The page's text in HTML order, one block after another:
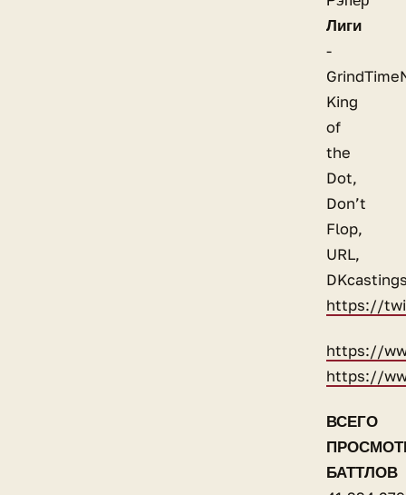
Лиги
-
King
of
the
Dot,
Don’t
Flop,
URL,
https://
https://
https://
ВСЕГО
БАТТЛОВ